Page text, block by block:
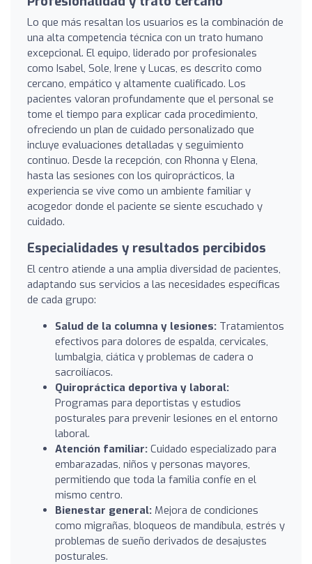
Lo que más resaltan los usuarios es la combinación de
una alta competencia técnica con un trato humano
excepcional. El equipo, liderado por profesionales
como Isabel, Sole, Irene y Lucas, es descrito como
cercano, empático y altamente cualificado. Los
pacientes valoran profundamente que el personal se
tome el tiempo para explicar cada procedimiento,
ofreciendo un plan de cuidado personalizado que
incluye evaluaciones detalladas y seguimiento
continuo. Desde la recepción, con Rhonna y Elena,
hasta las sesiones con los quiroprácticos, la
experiencia se vive como un ambiente familiar y
acogedor donde el paciente se siente escuchado y
cuidado.
Especialidades y resultados percibidos
El centro atiende a una amplia diversidad de pacientes,
adaptando sus servicios a las necesidades específicas
de cada grupo:
Salud de la columna y lesiones: Tratamientos
efectivos para dolores de espalda, cervicales,
lumbalgia, ciática y problemas de cadera o
sacroilíacos.
Quiropráctica deportiva y laboral:
Programas para deportistas y estudios
posturales para prevenir lesiones en el entorno
laboral.
Atención familiar: Cuidado especializado para
embarazadas, niños y personas mayores,
permitiendo que toda la familia confíe en el
mismo centro.
Bienestar general: Mejora de condiciones
como migrañas, bloqueos de mandíbula, estrés y
problemas de sueño derivados de desajustes
posturales.